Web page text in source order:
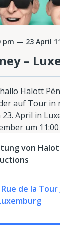
pm — 23 April
–
Halott
auf Tour in
April in
um
von
de la Tour